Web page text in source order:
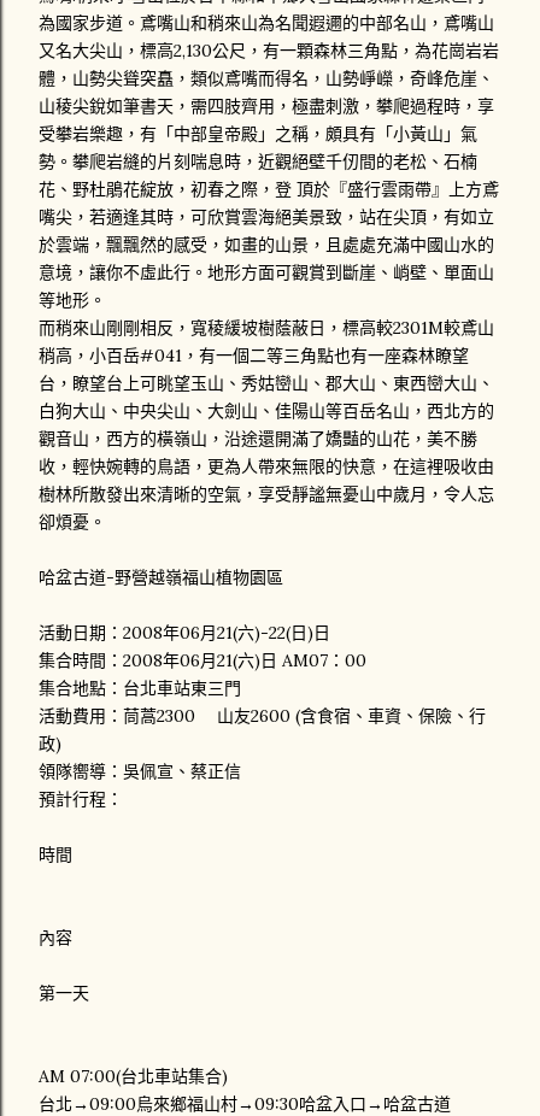
為國家步道。鳶嘴山和稍來山為名聞遐邇的中部名山，鳶嘴山
又名大尖山，標高2,130公尺，有一顆森林三角點，為花崗岩岩
體，山勢尖聳突矗，類似鳶嘴而得名，山勢崢嶸，奇峰危崖、
山稜尖銳如筆書天，需四肢齊用，極盡刺激，攀爬過程時，享
受攀岩樂趣，有「中部皇帝殿」之稱，頗具有「小黃山」氣
勢。攀爬岩縫的片刻喘息時，近觀絕壁千仞間的老松、石楠
花、野杜鵑花綻放，初春之際，登 頂於『盛行雲雨帶』上方鳶
嘴尖，若適逢其時，可欣賞雲海絕美景致，站在尖頂，有如立
於雲端，飄飄然的感受，如畫的山景，且處處充滿中國山水的
意境，讓你不虛此行。地形方面可觀賞到斷崖、峭壁、單面山
等地形。
而稍來山剛剛相反，寬稜緩坡樹蔭蔽日，標高較2301M較鳶山
稍高，小百岳#041，有一個二等三角點也有一座森林瞭望
台，瞭望台上可眺望玉山、秀姑巒山、郡大山、東西巒大山、
白狗大山、中央尖山、大劍山、佳陽山等百岳名山，西北方的
觀音山，西方的橫嶺山，沿途還開滿了嬌豔的山花，美不勝
收，輕快婉轉的鳥語，更為人帶來無限的快意，在這裡吸收由
樹林所散發出來清晰的空氣，享受靜謐無憂山中歲月，令人忘
卻煩憂。
哈盆古道-野營越嶺福山植物園區
活動日期：2008年06月21(六)-22(日)日
集合時間：2008年06月21(六)日 AM07：00
集合地點：台北車站東三門
活動費用：茼蒿2300 山友2600 (含食宿、車資、保險、行
政)
領隊嚮導：吳佩宣、蔡正信
預計行程：
時間
內容
第一天
AM 07:00(台北車站集合)
台北→09:00烏來鄉福山村→09:30哈盆入口→哈盆古道